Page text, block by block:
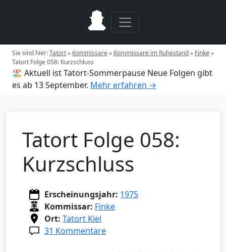
Sie sind hier:Tatort» Kommissare» Kommissare im Ruhestand» Finke»
Tatort Folge 058: Kurzschluss
🏖️ Aktuell ist Tatort-Sommerpause Neue Folgen gibt
es ab 13 September. Mehr erfahren →
Tatort Folge 058:
Kurzschluss
Erscheinungsjahr: 1975
Kommissar: Finke
Ort: Tatort Kiel
31 Kommentare